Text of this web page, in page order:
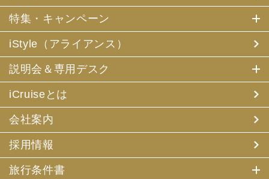
特集・キャンペーン
iStyle（アライアンス）
説明会＆専用デスク
iCruiseとは
会社案内
採用情報
旅行条件書